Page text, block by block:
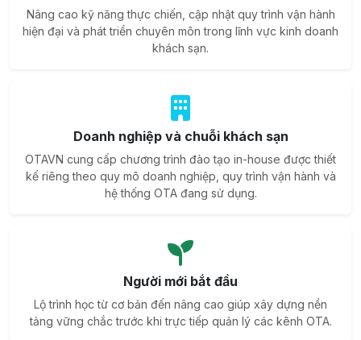
Nâng cao kỹ năng thực chiến, cập nhật quy trình vận hành
hiện đại và phát triển chuyên môn trong lĩnh vực kinh doanh
khách sạn.
Doanh nghiệp và chuỗi khách sạn
OTAVN cung cấp chương trình đào tạo in-house được thiết
kế riêng theo quy mô doanh nghiệp, quy trình vận hành và
hệ thống OTA đang sử dụng.
Người mới bắt đầu
Lộ trình học từ cơ bản đến nâng cao giúp xây dựng nền
tảng vững chắc trước khi trực tiếp quản lý các kênh OTA.